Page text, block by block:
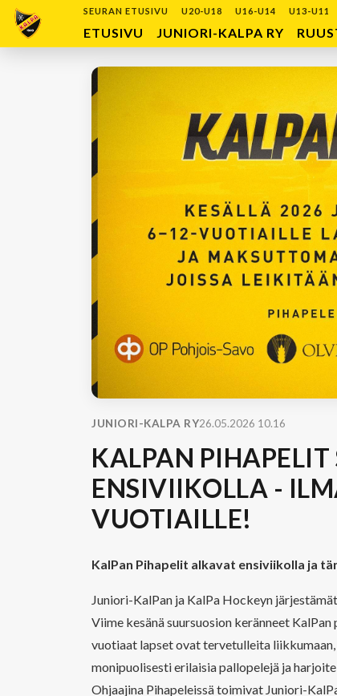
SEURAN ETUSIVU U20-U18 U16-U14 U13-U11
ETUSIVU JUNIORI-KALPA RY
JUNIORI-KALPA RY26.05.2026 10.16
KALPAN
ENSIVIIKOLLA -
VUOTIAILLE!
KalPan Pihapelit alkavat ensiviikolla ja
Juniori-KalPan ja KalPa Hockeyn
Viime kesänä suursuosion keränneet
vuotiaat lapset ovat tervetulleita
monipuolisesti erilaisia pallopelejä ja
Ohjaajina Pihapeleissä toimivat Juniori-